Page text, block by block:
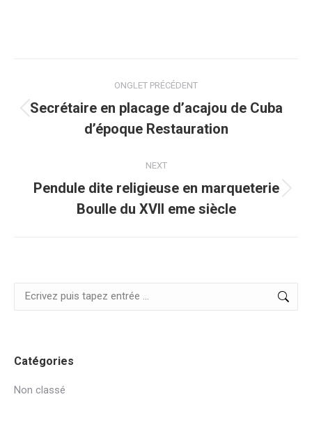
de
commentaire
ONGLET PRÉCÉDENT
Onglet
précédent
Secrétaire en placage d’acajou de Cuba
d’époque Restauration
NEXT
Projets
similaires
Pendule dite religieuse en marqueterie
Boulle du XVII eme siècle
Search:
Catégories
Non classé